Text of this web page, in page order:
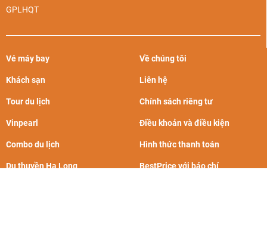
GPLHQT
Vé máy bay
Khách sạn
Tour du lịch
Vinpearl
Combo du lịch
Du thuyền Hạ Long
Về chúng tôi
Liên hệ
Chính sách riêng tư
Điều khoản và điều kiện
Hình thức thanh toán
BestPrice với báo chí